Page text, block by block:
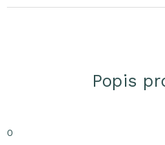
Popis
0